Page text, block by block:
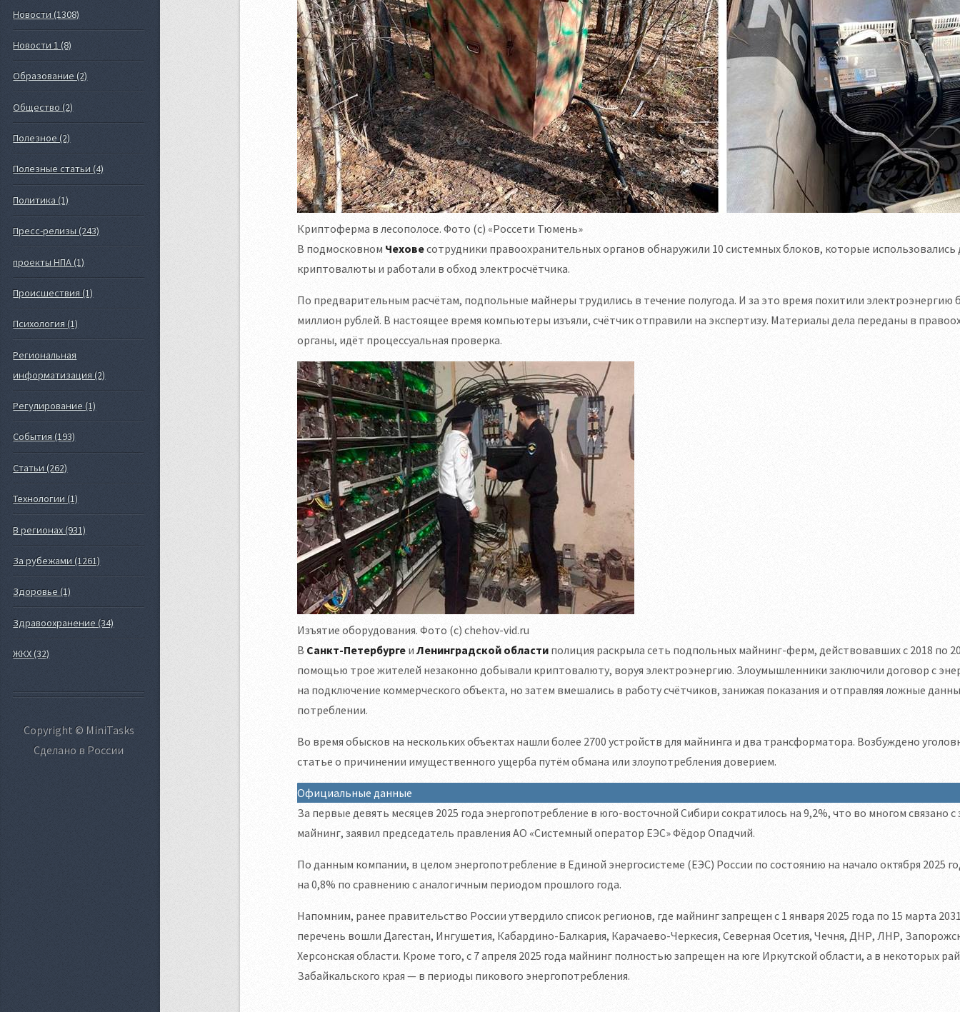
Новости (1308)
Новости 1 (8)
Образование (2)
Общество (2)
Полезное (2)
Полезные статьи (4)
Политика (1)
Пресс-релизы (243)
проекты НПА (1)
Происшествия (1)
Психология (1)
Региональная
информатизация (2)
Регулирование (1)
События (193)
Статьи (262)
Технологии (1)
В регионах (931)
За рубежами (1261)
Здоровье (1)
Здравоохранение (34)
ЖКХ (32)
Copyright © MiniTasks
Сделано в России
Криптоферма в лесополосе. Фото (с) «Россети Тюмень»
В подмосковном Чеховесотрудники правоохранительных органов обнаружили 10 системных блоков, которые использовались
криптовалюты и работали в обход электросчётчика.
По предварительным расчётам, подпольные майнеры трудились в течение полугода. И за это время похитили электроэнергию
миллион рублей. В настоящее время компьютеры изъяли, счётчик отправили на экспертизу. Материалы дела переданы в
органы, идёт процессуальная проверка.
Изъятие оборудования. Фото (с) chehov-vid.ru
В Санкт-Петербурге и Ленинградской области полиция раскрыла сеть подпольных майнинг-ферм, действовавших с 2018 по
помощью трое жителей незаконно добывали криптовалюту, воруя электроэнергию. Злоумышленники заключили договор с
на подключение коммерческого объекта, но затем вмешались в работу счётчиков, занижая показания и отправляя ложные
потреблении.
Во время обысков на нескольких объектах нашли более 2700 устройств для майнинга и два трансформатора. Возбуждено
статье о причинении имущественного ущерба путём обмана или злоупотребления доверием.
Официальные данные
За первые девять месяцев 2025 года энергопотребление в юго-восточной Сибири сократилось на 9,2%, что во многом связано с
майнинг, заявил председатель правления АО «Системный оператор ЕЭС» Фёдор Опадчий.
По данным компании, в целом энергопотребление в Единой энергосистеме (ЕЭС) России по состоянию на начало октября 2025
на 0,8% по сравнению с аналогичным периодом прошлого года.
Напомним, ранее правительство России утвердило список регионов, где майнинг запрещен с 1 января 2025 года по 15 марта
перечень вошли Дагестан, Ингушетия, Кабардино-Балкария, Карачаево-Черкесия, Северная Осетия, Чечня, ДНР, ЛНР,
Херсонская области. Кроме того, с 7 апреля 2025 года майнинг полностью запрещен на юге Иркутской области, а в некоторых
Забайкальского края — в периоды пикового энергопотребления.